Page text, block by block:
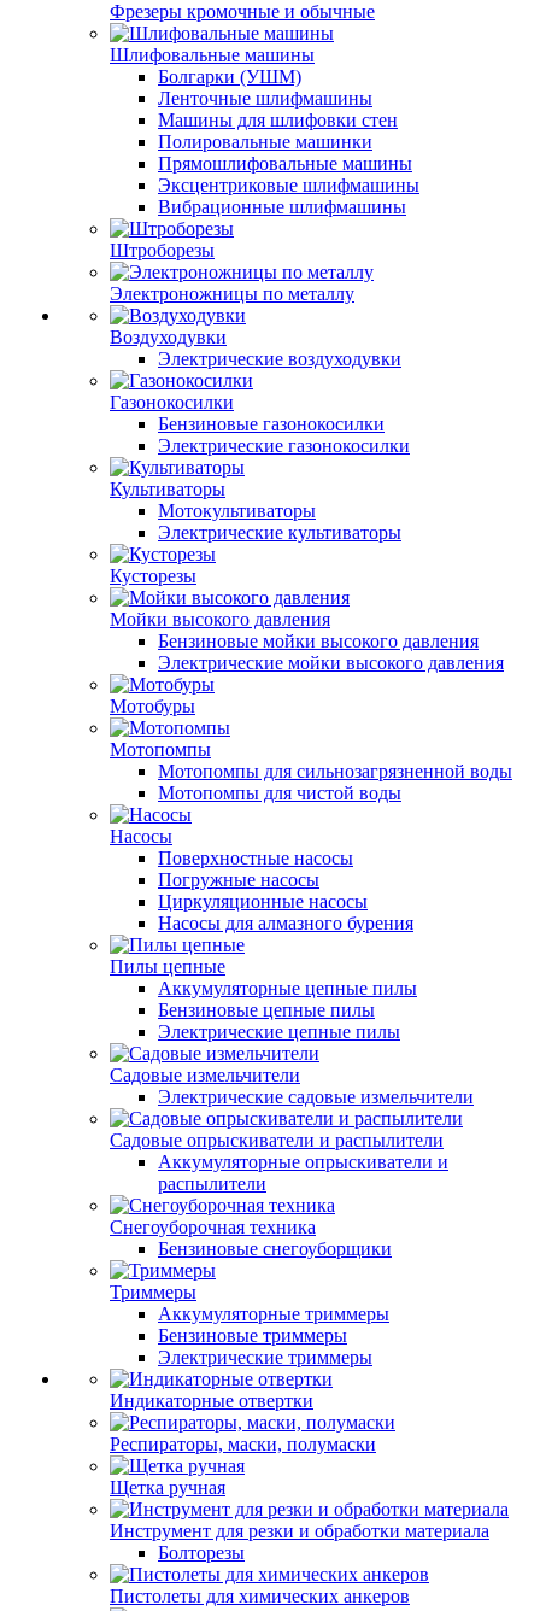
Фрезеры кромочные и обычные
Шлифовальные машины
Болгарки (УШМ)
Ленточные шлифмашины
Машины для шлифовки стен
Полировальные машинки
Прямошлифовальные машины
Эксцентриковые шлифмашины
Вибрационные шлифмашины
Штроборезы
Электроножницы по металлу
Воздуходувки
Электрические воздуходувки
Газонокосилки
Бензиновые газонокосилки
Электрические газонокосилки
Культиваторы
Мотокультиваторы
Электрические культиваторы
Кусторезы
Мойки высокого давления
Бензиновые мойки высокого давления
Электрические мойки высокого давления
Мотобуры
Мотопомпы
Мотопомпы для сильнозагрязненной воды
Мотопомпы для чистой воды
Насосы
Поверхностные насосы
Погружные насосы
Циркуляционные насосы
Насосы для алмазного бурения
Пилы цепные
Аккумуляторные цепные пилы
Бензиновые цепные пилы
Электрические цепные пилы
Садовые измельчители
Электрические садовые измельчители
Садовые опрыскиватели и распылители
Аккумуляторные опрыскиватели и
распылители
Снегоуборочная техника
Бензиновые снегоуборщики
Триммеры
Аккумуляторные триммеры
Бензиновые триммеры
Электрические триммеры
Индикаторные отвертки
Респираторы, маски, полумаски
Щетка ручная
Инструмент для резки и обработки материала
Болторезы
Пистолеты для химических анкеров